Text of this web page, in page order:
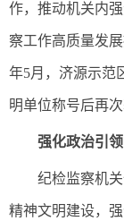
作，推动机关内
察工作高质量发
年5月，济源示范
明单位称号后再次
强化政治引领
纪检监察机关
精神文明建设，